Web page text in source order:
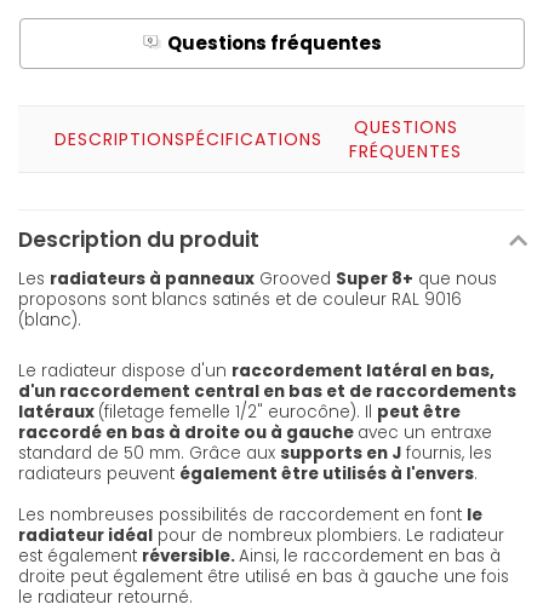
Q Questions fréquentes
DESCRIPTIONSPÉCIFICATIONS
QUESTIONS
FRÉQUENTES
Description du produit
Les radiateurs à panneaux Grooved Super 8+ que nous
proposons sont blancs satinés et de couleur RAL 9016
(blanc).
Le radiateur dispose d'un raccordement latéral en bas,
d'un raccordement central en bas et de raccordements
latéraux (filetage femelle 1/2" eurocône). Il peut être
raccordé en bas à droite ou à gauche avec un entraxe
standard de 50 mm. Grâce aux supports en J fournis, les
radiateurs peuvent également être utilisés à l'envers.
Les nombreuses possibilités de raccordement en font le
radiateur idéal pour de nombreux plombiers. Le radiateur
est également réversible.Ainsi, le raccordement en bas à
droite peut également être utilisé en bas à gauche une fois
le radiateur retourné.